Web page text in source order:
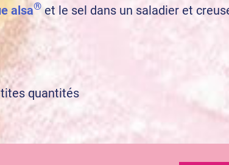
alsa®et le sel dans un saladier et
quantités